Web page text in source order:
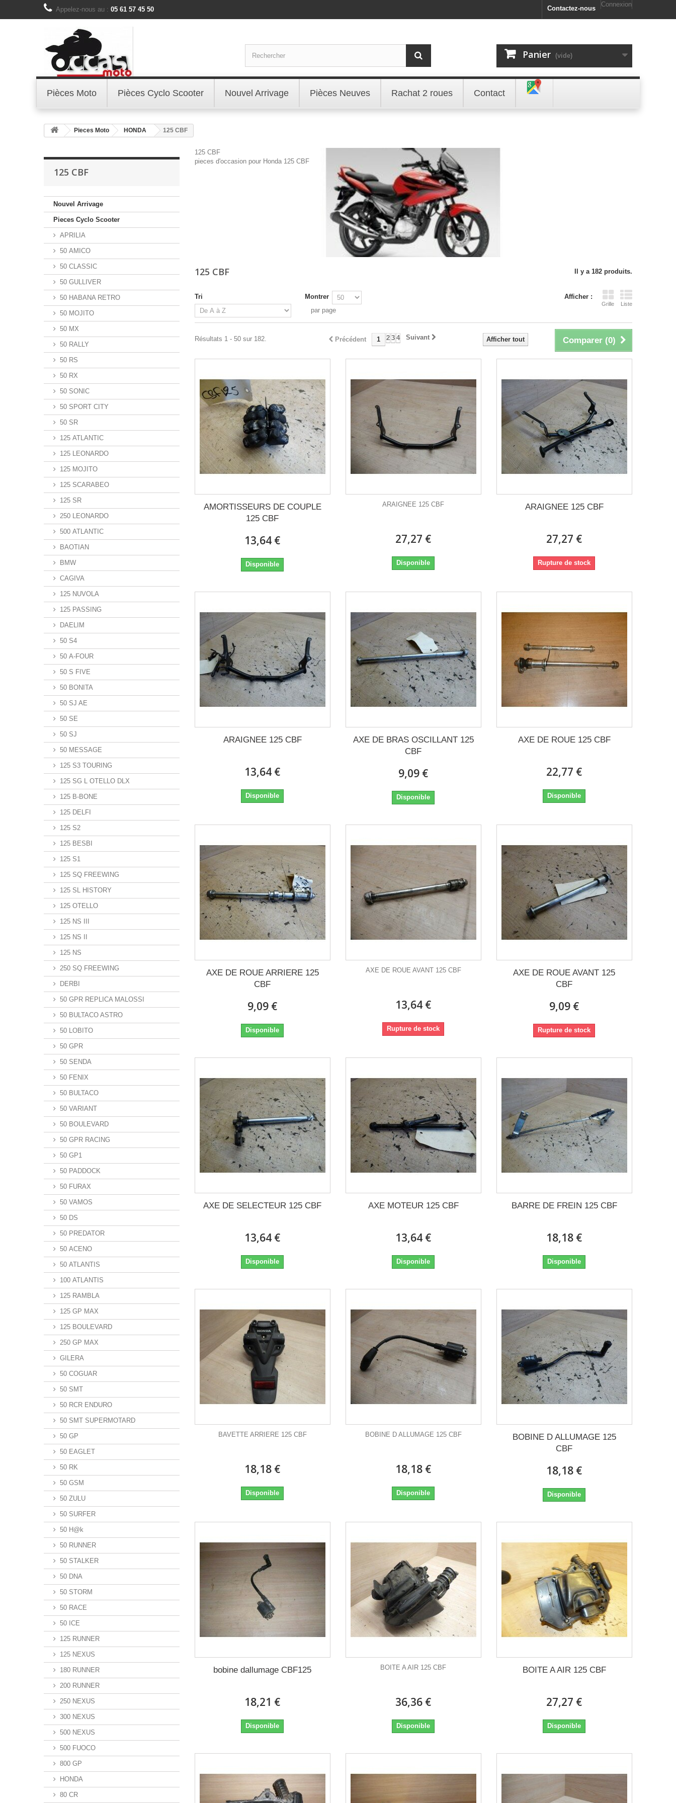
Connexion
Contactez-nous
Appelez-nous au : 05 61 57 45 50
Panier (vide)
Pièces Moto Pièces Cyclo Scooter Nouvel Arrivage Pièces Neuves Rachat 2 roues Contact
Pieces Moto HONDA 125 CBF
125 CBF
Nouvel Arrivage
Pieces Cyclo Scooter
APRILIA
50 AMICO
50 CLASSIC
50 GULLIVER
50 HABANA RETRO
50 MOJITO
50 MX
50 RALLY
50 RS
50 RX
50 SONIC
50 SPORT CITY
50 SR
125 ATLANTIC
125 LEONARDO
125 MOJITO
125 SCARABEO
125 SR
250 LEONARDO
500 ATLANTIC
BAOTIAN
BMW
CAGIVA
125 NUVOLA
125 PASSING
DAELIM
50 S4
50 A-FOUR
50 S FIVE
50 BONITA
50 SJ AE
50 SE
50 SJ
50 MESSAGE
125 S3 TOURING
125 SG L OTELLO DLX
125 B-BONE
125 DELFI
125 S2
125 BESBI
125 S1
125 SQ FREEWING
125 SL HISTORY
125 OTELLO
125 NS III
125 NS II
125 NS
250 SQ FREEWING
DERBI
50 GPR REPLICA MALOSSI
50 BULTACO ASTRO
50 LOBITO
50 GPR
50 SENDA
50 FENIX
50 BULTACO
50 VARIANT
50 BOULEVARD
50 GPR RACING
50 GP1
50 PADDOCK
50 FURAX
50 VAMOS
50 DS
50 PREDATOR
50 ACENO
50 ATLANTIS
100 ATLANTIS
125 RAMBLA
125 GP MAX
125 BOULEVARD
250 GP MAX
GILERA
50 COGUAR
50 SMT
50 RCR ENDURO
50 SMT SUPERMOTARD
50 GP
50 EAGLET
50 RK
50 GSM
50 ZULU
50 SURFER
50 H@k
50 RUNNER
50 STALKER
50 DNA
50 STORM
50 RACE
50 ICE
125 RUNNER
125 NEXUS
180 RUNNER
200 RUNNER
250 NEXUS
300 NEXUS
500 NEXUS
500 FUOCO
800 GP
HONDA
80 CR
125 CBF
pieces d'occasion pour Honda 125 CBF
125 CBF Il y a 182 produits.
Afficher :
Grille Liste
Tri
Montrer
par page
Comparer (0)
Afficher tout
Précédent 1 2 3 4 Suivant
Résultats 1 - 50 sur 182.
AMORTISSEURS DE COUPLE
125 CBF
13,64 €
Disponible
ARAIGNEE 125 CBF
27,27 €
Disponible
ARAIGNEE 125 CBF
27,27 €
Rupture de stock
ARAIGNEE 125 CBF
13,64 €
Disponible
AXE DE BRAS OSCILLANT 125
CBF
9,09 €
Disponible
AXE DE ROUE 125 CBF
22,77 €
Disponible
AXE DE ROUE ARRIERE 125
CBF
9,09 €
Disponible
AXE DE ROUE AVANT 125 CBF
13,64 €
Rupture de stock
AXE DE ROUE AVANT 125
CBF
9,09 €
Rupture de stock
AXE DE SELECTEUR 125 CBF
13,64 €
Disponible
AXE MOTEUR 125 CBF
13,64 €
Disponible
BARRE DE FREIN 125 CBF
18,18 €
Disponible
BAVETTE ARRIERE 125 CBF
18,18 €
Disponible
BOBINE D ALLUMAGE 125 CBF
18,18 €
Disponible
BOBINE D ALLUMAGE 125
CBF
18,18 €
Disponible
bobine dallumage CBF125
18,21 €
Disponible
BOITE A AIR 125 CBF
36,36 €
Disponible
BOITE A AIR 125 CBF
27,27 €
Disponible